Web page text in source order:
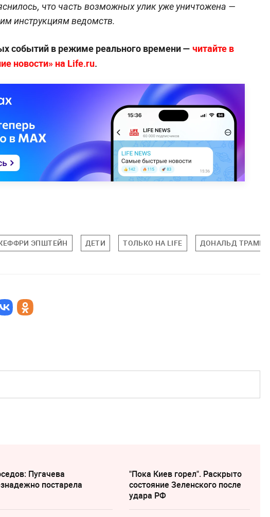
что часть возможных улик уже уничтожена —
инструкциям ведомств.
событий в режиме реального времени — читайте в
новости» на Life.ru.
ЭПШТЕЙН ДЕТИ ТОЛЬКО НА LIFE ДОНАЛЬД ТРАМП
Пугачева
постарела
"Пока Киев горел". Раскрыто
состояние Зеленского после
удара РФ